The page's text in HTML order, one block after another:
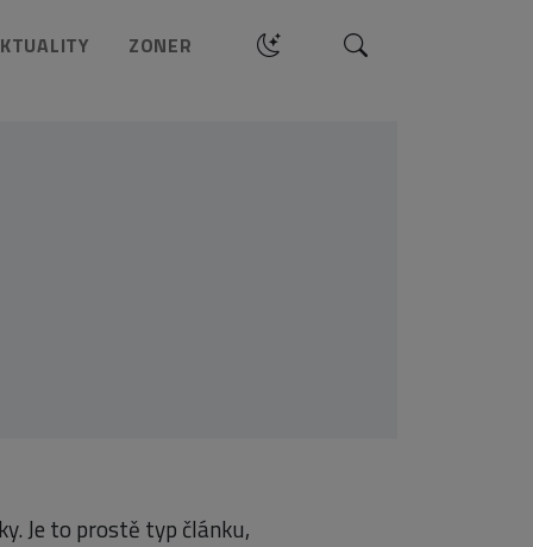
ZONER Hledat
Je to prostě typ článku,